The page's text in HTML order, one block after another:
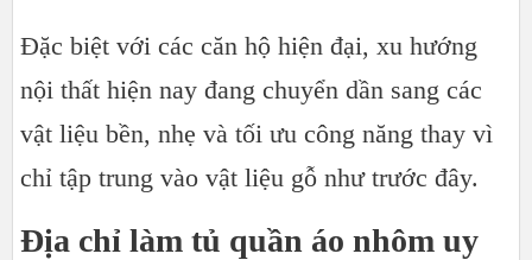
Đặc biệt với các căn hộ hiện đại, xu hướng
nội thất hiện nay đang chuyển dần sang các
vật liệu bền, nhẹ và tối ưu công năng thay vì
chỉ tập trung vào vật liệu gỗ như trước đây.
Địa chỉ làm tủ quần áo nhôm uy